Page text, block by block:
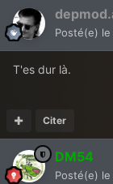
Posté(e)
T'es dur là.
Citer
DM54
Posté(e)